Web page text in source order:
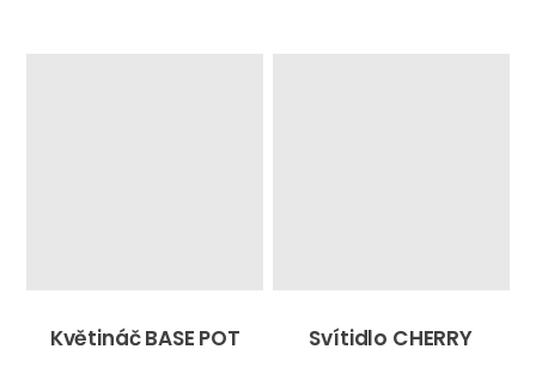
Květináč BASE POT Svítidlo CHERRY